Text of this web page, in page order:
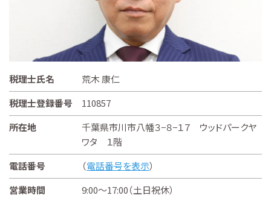
税理士氏名
荒木 康仁
税理士登録番号
110857
所在地
千葉県市川市八幡３−８−１７ ウッドパークヤ
ワタ １階
電話番号
（電話番号を表示）
営業時間
9:00～17:00（土日祝休）